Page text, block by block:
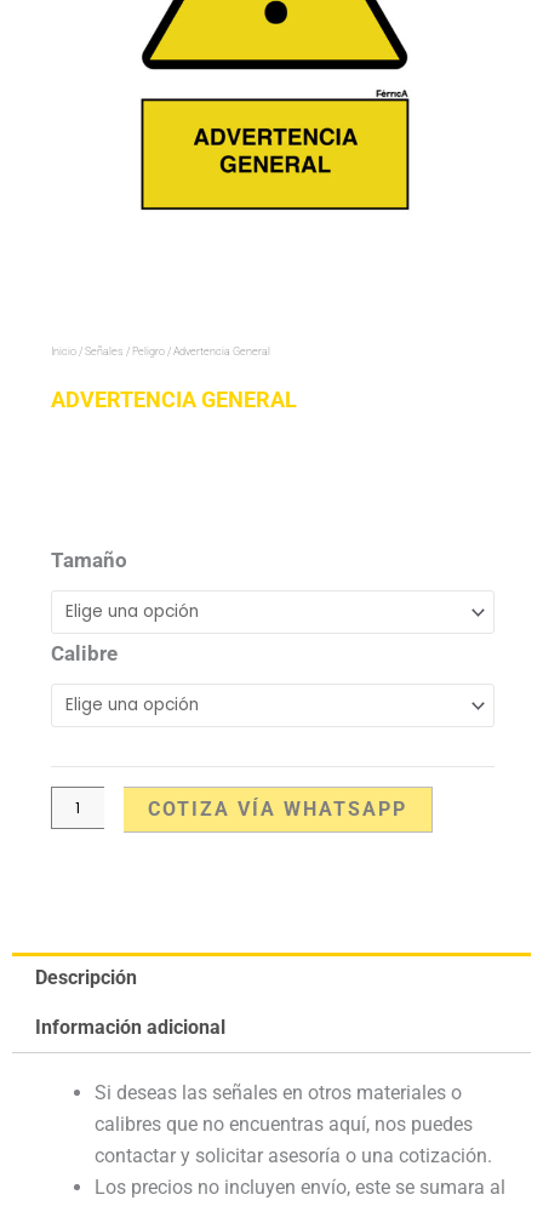
Inicio / Señales / Peligro / Advertencia General
ADVERTENCIA GENERAL
Tamaño
Calibre
cantidad
COTIZA VÍA WHATSAPP
Descripción
Información adicional
Si deseas las señales en otros materiales o
calibres que no encuentras aquí, nos puedes
contactar y solicitar asesoría o una cotización.
Los precios no incluyen envío, este se sumara al